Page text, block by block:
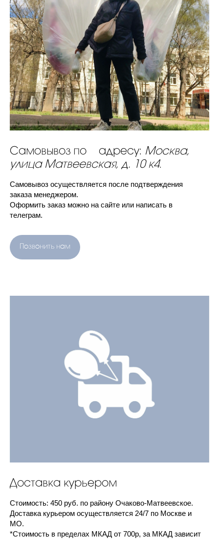
Самовывоз по адресу: Москва,
улица Матвеевская, д. 10 к4.
Самовывоз осуществляется после подтверждения
заказа менеджером.
Оформить заказ можно на сайте или написать в
телеграм.
Позвонить нам
Доставка курьером
Cтоимость: 450 руб. по району Очаково-Матвеевское.
Доставка курьером осуществляется 24/7 по Москве и
МО.
*Стоимость в пределах МКАД от 700р, за МКАД зависит